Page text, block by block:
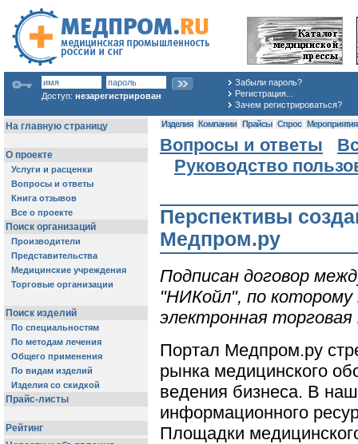
Доступ: незарегистрирован
Забыли пароль?
Регистрация...
Зачем регистрироваться?
Изделия Компании Прайсы Спрос Мероприятия
Вопросы и ответы
Руководство
Перспективы
Медпром.ру
Подписан договор
"НИКойл", по которому
электронная
Портал Медпром.ру
рынка медицинского
ведения бизнеса. В
информационного
Площадки